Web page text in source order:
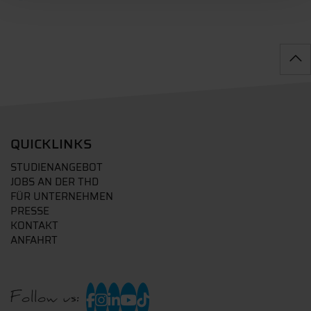
QUICKLINKS
STUDIENANGEBOT
JOBS AN DER THD
FÜR UNTERNEHMEN
PRESSE
KONTAKT
ANFAHRT
Follow us: